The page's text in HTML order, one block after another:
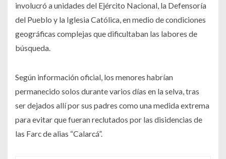
involucró a unidades del Ejército Nacional, la Defensoría
del Pueblo y la Iglesia Católica, en medio de condiciones
geográficas complejas que dificultaban las labores de
búsqueda.
Según información oficial, los menores habrían
permanecido solos durante varios días en la selva, tras
ser dejados allí por sus padres como una medida extrema
para evitar que fueran reclutados por las disidencias de
las Farc de alias “Calarcá”.